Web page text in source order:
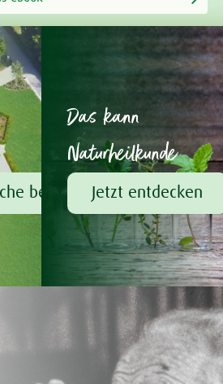
bei A.Vogel
Das kann
Naturheilkunde
Jetzt entdecken